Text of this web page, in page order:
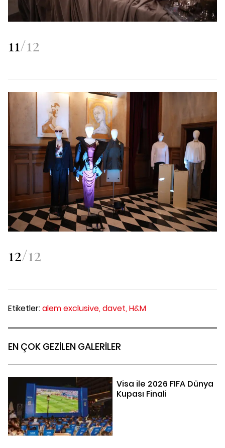
11/12
12/12
Etiketler:alem exclusive,davet,H&M
EN ÇOK GEZİLEN GALERİLER
Visa ile 2026 FIFA Dünya
Kupası Finali